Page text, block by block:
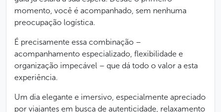
momento, você é acompanhado, sem nenhuma
preocupação logística.
É precisamente essa combinação –
acompanhamento especializado, flexibilidade e
organização impecável – que dá todo o valor a esta
experiência.
Um dia elegante e imersivo, especialmente apreciado
por viajantes em busca de autenticidade, relaxamento